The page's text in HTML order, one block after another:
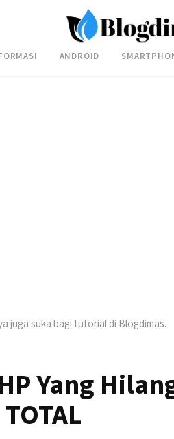
ANDROID
juga suka bagi tutorial di Blogdimas.
Yang